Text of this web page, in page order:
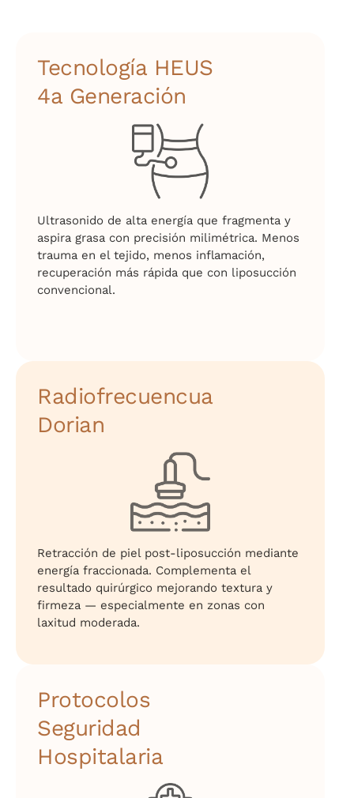
Tecnología HEUS
4a Generación
Ultrasonido de alta energía que fragmenta y
aspira grasa con precisión milimétrica. Menos
trauma en el tejido, menos inflamación,
recuperación más rápida que con liposucción
convencional.
Radiofrecuencua
Dorian
Retracción de piel post-liposucción mediante
energía fraccionada. Complementa el
resultado quirúrgico mejorando textura y
firmeza — especialmente en zonas con
laxitud moderada.
Protocolos
Seguridad
Hospitalaria